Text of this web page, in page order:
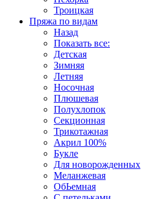
Троицкая
Пряжа по видам
Назад
Показать все:
Детская
Зимняя
Летняя
Носочная
Плюшевая
Полухлопок
Секционная
Трикотажная
Акрил 100%
Букле
Для новорожденных
Меланжевая
ОбЬемная